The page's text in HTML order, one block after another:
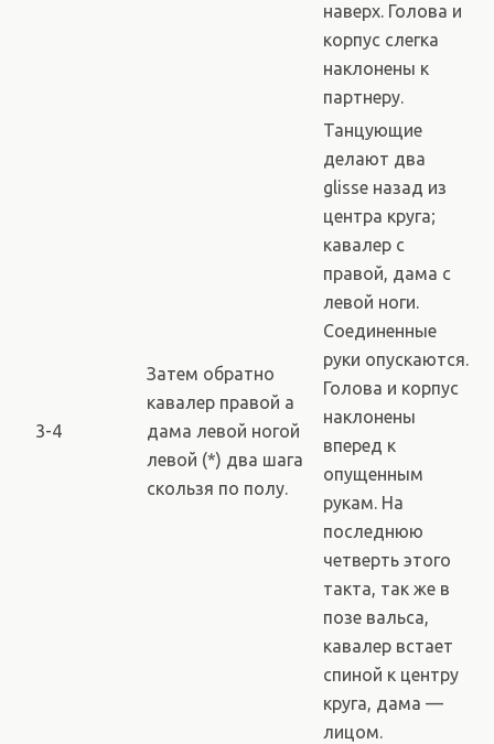
наверх. Голова и
корпус слегка
наклонены к
партнеру.
3-4
Затем обратно
кавалер правой а
дама левой ногой
левой (*) два шага
скользя по полу.
Танцующие
делают два
glisse назад из
центра круга;
кавалер с
правой, дама с
левой ноги.
Соединенные
руки опускаются.
Голова и корпус
наклонены
вперед к
опущенным
рукам. На
последнюю
четверть этого
такта, так же в
позе вальса,
кавалер встает
спиной к центру
круга, дама —
лицом.